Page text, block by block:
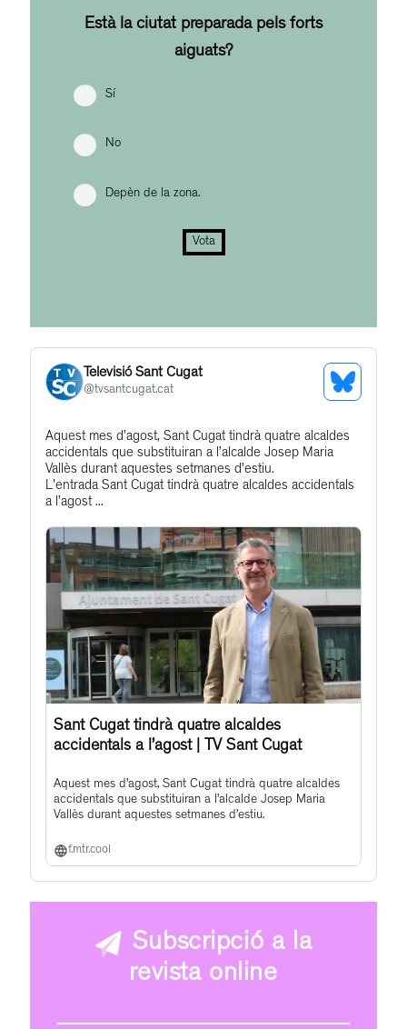
Està la ciutat preparada pels forts
aiguats?
Sí
No
Depèn de la zona.
Vota
Televisió Sant Cugat
@tvsantcugat.cat
See
Profile
Get
to
this
post
Aquest mes d’agost, Sant Cugat tindrà quatre alcaldes
accidentals que substituiran a l’alcalde Josep Maria
Vallès durant aquestes setmanes d’estiu.
L'entrada Sant Cugat tindrà quatre alcaldes accidentals
a l’agost ...
Sant Cugat tindrà quatre alcaldes
accidentals a l’agost | TV Sant Cugat
Aquest mes d’agost, Sant Cugat tindrà quatre alcaldes
accidentals que substituiran a l’alcalde Josep Maria
Vallès durant aquestes setmanes d’estiu.
f.mtr.cool
Subscripció a la
revista online